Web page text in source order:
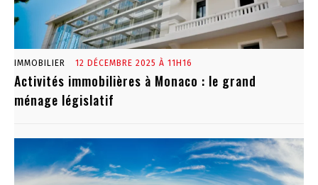
IMMOBILIER 12 DÉCEMBRE 2025 À 11H16
Activités immobilières à Monaco : le grand
ménage législatif